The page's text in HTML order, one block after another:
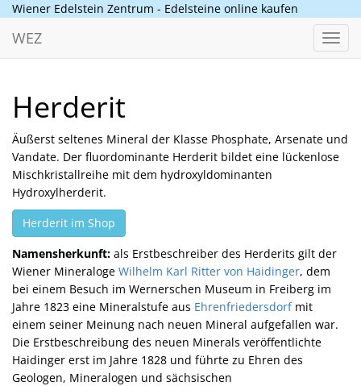
Wiener Edelstein Zentrum - Edelsteine online kaufen
WEZ
Herderit
Äußerst seltenes Mineral der Klasse Phosphate, Arsenate und
Vandate. Der fluordominante Herderit bildet eine lückenlose
Mischkristallreihe mit dem hydroxyldominanten
Hydroxylherderit.
Herderit im Shop
Namensherkunft: als Erstbeschreiber des Herderits gilt der
Wiener Mineraloge Wilhelm Karl Ritter von Haidinger, dem
bei einem Besuch im Wernerschen Museum in Freiberg im
Jahre 1823 eine Mineralstufe aus Ehrenfriedersdorfmit
einem seiner Meinung nach neuen Mineral aufgefallen war.
Die Erstbeschreibung des neuen Minerals veröffentlichte
Haidinger erst im Jahre 1828 und führte zu Ehren des
Geologen, Mineralogen und sächsischen